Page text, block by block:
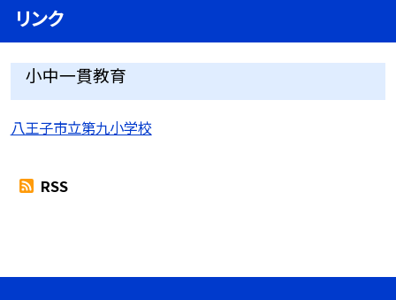
リンク
小中一貫教育
八王子市立第九小学校
RSS